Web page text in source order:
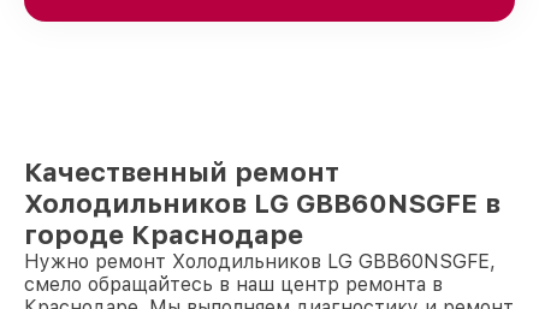
Качественный ремонт
Холодильников LG GBB60NSGFE в
городе Краснодаре
Нужно ремонт Холодильников LG GBB60NSGFE,
смело обращайтесь в наш центр ремонта в